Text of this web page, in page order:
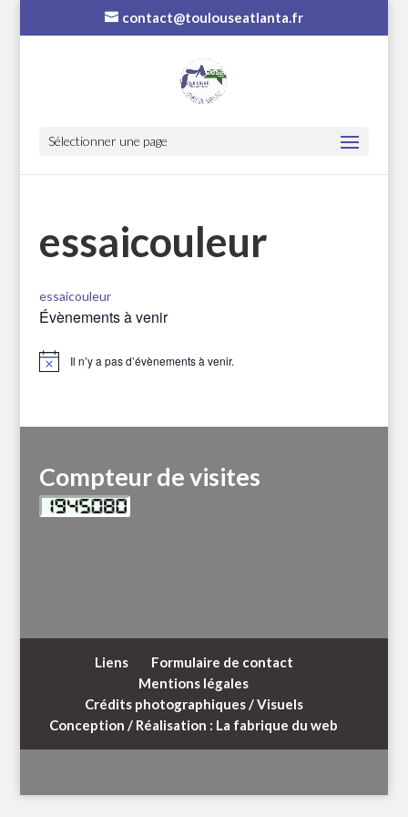
contact@toulouseatlanta.fr
Sélectionner une page
essaicouleur
essaicouleur
Évènements à venir
Notice Il n’y a pas d’évènements à venir.
Compteur de visites
Liens
Formulaire de contact
Mentions légales
Crédits photographiques / Visuels
Conception / Réalisation : La fabrique du web